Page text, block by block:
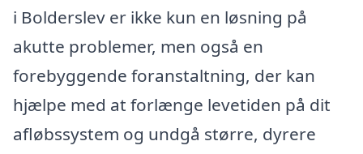
i Bolderslev er ikke kun en løsning på
akutte problemer, men også en
forebyggende foranstaltning, der kan
hjælpe med at forlænge levetiden på dit
afløbssystem og undgå større, dyrere